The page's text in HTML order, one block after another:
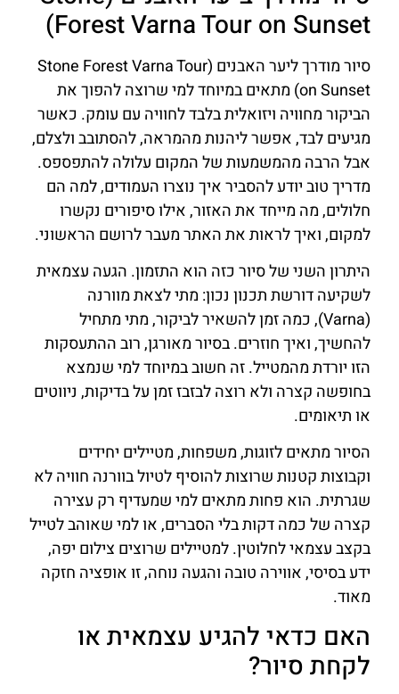
Forest Varna Tour on Sunset)
סיור מודרך ליער האבנים (Stone Forest Varna Tour
on Sunset) מתאים במיוחד למי שרוצה להפוך את
הביקור מחוויה ויזואלית בלבד לחוויה עם עומק. כאשר
מגיעים לבד, אפשר ליהנות מהמראה, להסתובב ולצלם,
אבל הרבה מהמשמעות של המקום עלולה להתפספס.
מדריך טוב יודע להסביר איך נוצרו העמודים, למה הם
חלולים, מה מייחד את האזור, אילו סיפורים נקשרו
למקום, ואיך לראות את האתר מעבר לרושם הראשוני.
היתרון השני של סיור כזה הוא התזמון. הגעה עצמאית
לשקיעה דורשת תכנון נכון: מתי לצאת מוורנה
(Varna), כמה זמן להשאיר לביקור, מתי מתחיל
להחשיך, ואיך חוזרים. בסיור מאורגן, רוב ההתעסקות
הזו יורדת מהמטייל. זה חשוב במיוחד למי שנמצא
בחופשה קצרה ולא רוצה לבזבז זמן על בדיקות, ניווטים
או תיאומים.
הסיור מתאים לזוגות, משפחות, מטיילים יחידים
וקבוצות קטנות שרוצות להוסיף לטיול בוורנה חוויה לא
שגרתית. הוא פחות מתאים למי שמעדיף רק עצירה
קצרה של כמה דקות בלי הסברים, או למי שאוהב לטייל
בקצב עצמאי לחלוטין. למטיילים שרוצים צילום יפה,
ידע בסיסי, אווירה טובה והגעה נוחה, זו אופציה חזקה
מאוד.
האם כדאי להגיע עצמאית או
לקחת סיור?